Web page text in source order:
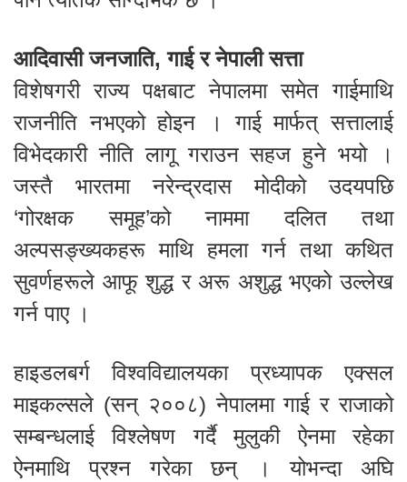
आदिवासी जनजाति, गाई र नेपाली सत्ता
विशेषगरी राज्य पक्षबाट नेपालमा समेत गाईमाथि
राजनीति नभएको होइन । गाई मार्फत् सत्तालाई
विभेदकारी नीति लागू गराउन सहज हुने भयो ।
जस्तै भारतमा नरेन्द्रदास मोदीको उदयपछि
‘गोरक्षक समूह’को नाममा दलित तथा
अल्पसङ्ख्यकहरू माथि हमला गर्न तथा कथित
सुवर्णहरूले आफू शुद्ध र अरू अशुद्ध भएको उल्लेख
गर्न पाए ।
हाइडलबर्ग विश्वविद्यालयका प्रध्यापक एक्सल
माइकल्सले (सन् २००८) नेपालमा गाई र राजाको
सम्बन्धलाई विश्लेषण गर्दै मुलुकी ऐनमा रहेका
ऐनमाथि प्रश्न गरेका छन् । योभन्दा अघि